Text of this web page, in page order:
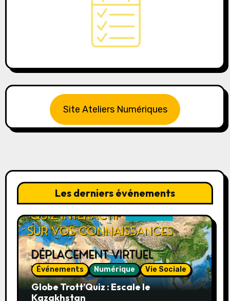
Site Ateliers Numériques
Les derniers événements
Événements Numérique Vie Sociale
Globe Trott’Quiz : Escale le
Kazakhstan